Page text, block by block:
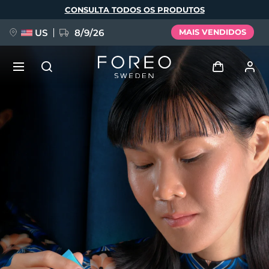
principal
CONSULTA TODOS OS PRODUTOS
US 8/9/26 MAIS VENDIDOS
Entrar
Perfil de usuário
Meus aparelhos
Meus pedidos
Meus endereços
As minhas subscrições
FAQ™ Pure Beauty-Tech Elixir
issa™ Teeth Whitening Set
Deutsch
Español
Italiano
Português
Русский
Türkçe
繁體中文